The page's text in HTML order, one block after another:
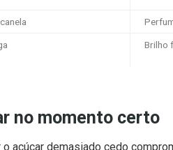
Brilho
o açúcar demasiado cedo